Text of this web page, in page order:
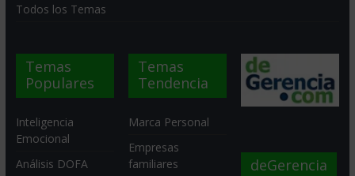
Todos los Temas
Temas
Populares
Inteligencia
Emocional
Análisis DOFA
Temas
Tendencia
Marca Personal
Empresas
familiares
deGerencia